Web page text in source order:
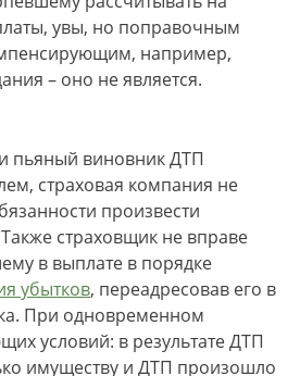
увы, но поправочным
например,
– оно не является.
пьяный виновник ДТП
страховая компания не
произвести
страховщик не вправе
в выплате в порядке
убытков, переадресовав его в
При одновременном
условий: в результате ДТП
имуществу и ДТП произошло